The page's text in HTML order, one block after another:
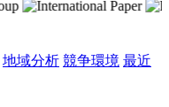
地域分析 競争環境 最近